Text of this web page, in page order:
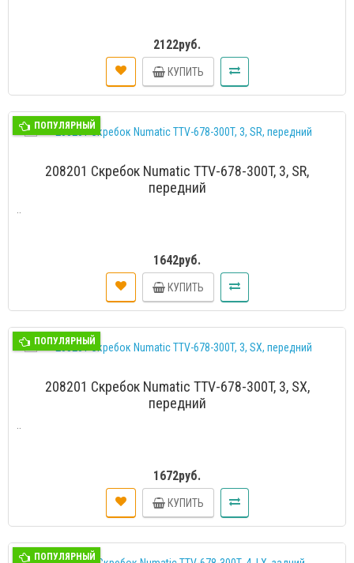
2122руб.
КУПИТЬ
ПОПУЛЯРНЫЙ
208201 Скребок Numatic TTV-678-300T, 3, SR,
передний
1642руб.
КУПИТЬ
ПОПУЛЯРНЫЙ
208201 Скребок Numatic TTV-678-300T, 3, SX,
передний
1672руб.
КУПИТЬ
ПОПУЛЯРНЫЙ